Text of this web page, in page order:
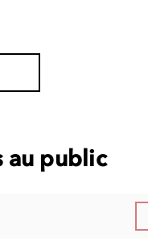
au public